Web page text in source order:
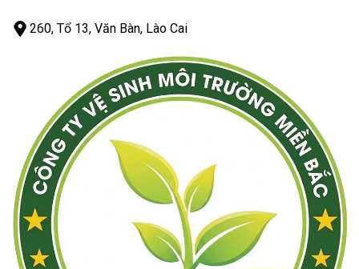
260, Tổ 13, Văn Bàn, Lào Cai